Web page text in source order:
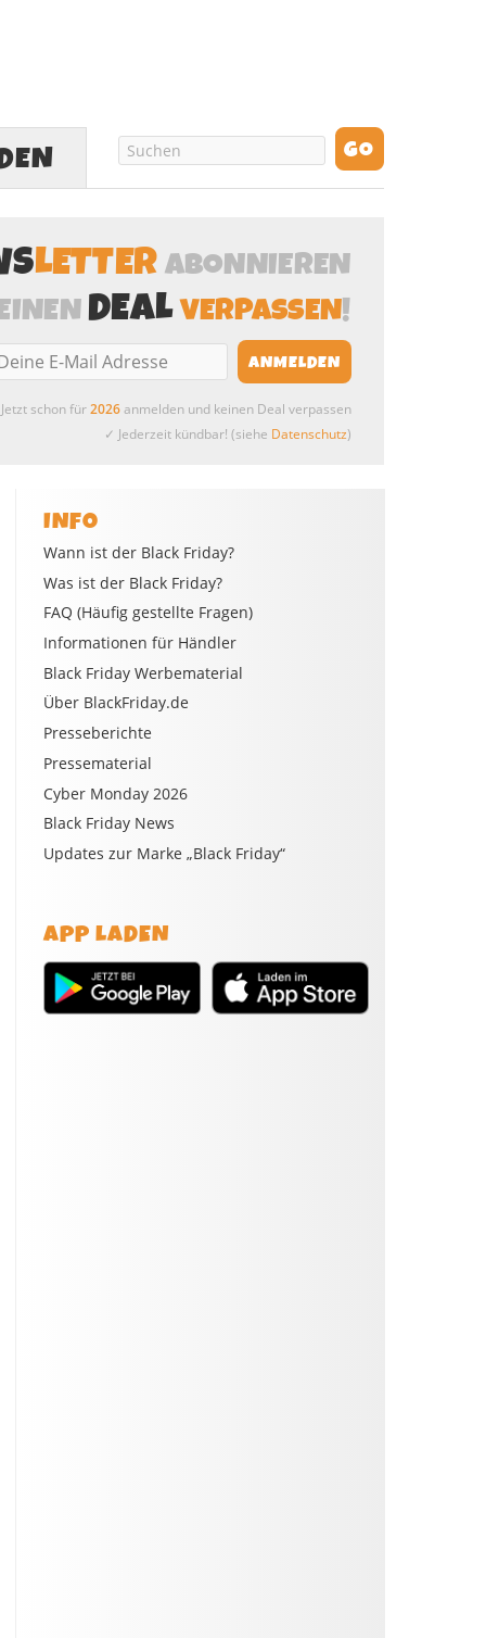
LETTERABONNIEREN
DEALVERPASSEN!
schon für2026anmelden und keinen Deal verpassen
✓ Jederzeit kündbar! (siehe Datenschutz)
INFO
Wann ist der Black Friday?
Was ist der Black Friday?
FAQ (Häufig gestellte Fragen)
Informationen für Händler
Black Friday Werbematerial
Über BlackFriday.de
Presseberichte
Pressematerial
Cyber Monday 2026
Black Friday News
Updates zur Marke „Black Friday“
APP LADEN